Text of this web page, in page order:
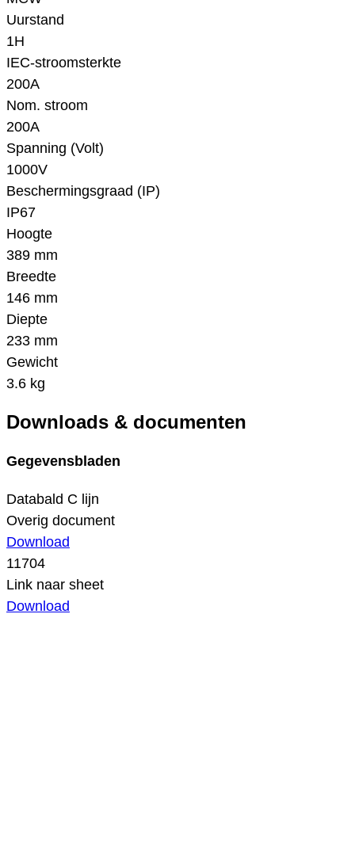
Uurstand
1H
IEC-stroomsterkte
200A
Nom. stroom
200A
Spanning (Volt)
1000V
Beschermingsgraad (IP)
IP67
Hoogte
389 mm
Breedte
146 mm
Diepte
233 mm
Gewicht
3.6 kg
Downloads & documenten
Gegevensbladen
Databald C lijn
Overig document
Download
11704
Link naar sheet
Download